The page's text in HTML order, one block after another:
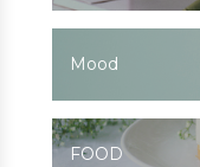
Mood
FOOD